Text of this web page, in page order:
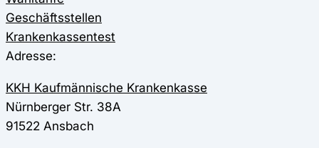
Geschäftsstellen
Krankenkassentest
Adresse:
KKH Kaufmännische Krankenkasse
Nürnberger Str. 38A
91522 Ansbach